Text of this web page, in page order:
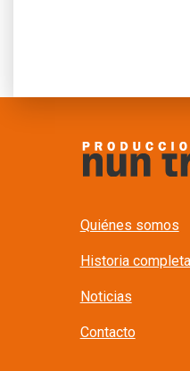
Quiénes somos
Historia completa
Noticias
Contacto